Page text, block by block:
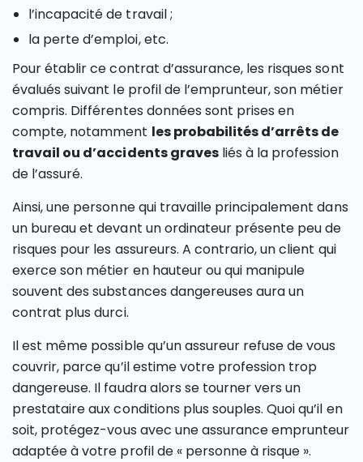
l’incapacité de travail ;
la perte d’emploi, etc.
Pour établir ce contrat d’assurance, les risques sont
évalués suivant le profil de l’emprunteur, son métier
compris. Différentes données sont prises en
compte, notamment les probabilités d’arrêts de
travail ou d’accidents gravesliés à la profession
de l’assuré.
Ainsi, une personne qui travaille principalement dans
un bureau et devant un ordinateur présente peu de
risques pour les assureurs. A contrario, un client qui
exerce son métier en hauteur ou qui manipule
souvent des substances dangereuses aura un
contrat plus durci.
Il est même possible qu’un assureur refuse de vous
couvrir, parce qu’il estime votre profession trop
dangereuse. Il faudra alors se tourner vers un
prestataire aux conditions plus souples. Quoi qu’il en
soit, protégez-vous avec une assurance emprunteur
adaptée à votre profil de « personne à risque ».